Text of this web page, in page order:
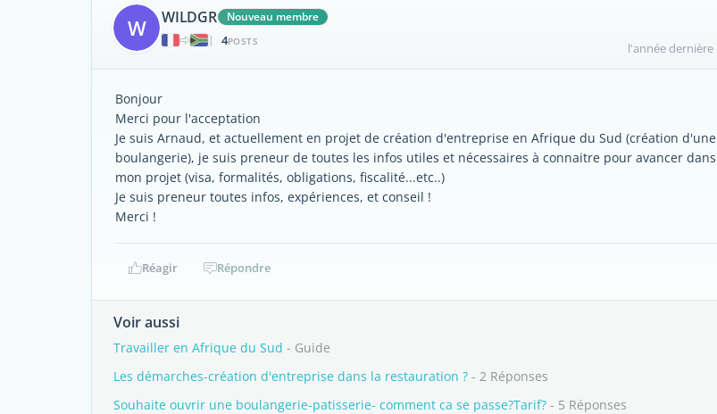
W WILDGR
Nouveau membre
|
4POSTS l'année dernière
Bonjour
Merci pour l'acceptation
Je suis Arnaud, et actuellement en projet de création d'entreprise en Afrique du Sud (création d'une
boulangerie), je suis preneur de toutes les infos utiles et nécessaires à connaitre pour avancer dans
mon projet (visa, formalités, obligations, fiscalité...etc..)
Je suis preneur toutes infos, expériences, et conseil !
Merci !
Réagir Répondre
Voir aussi
Travailler en Afrique du Sud - Guide
Les démarches-création d'entreprise dans la restauration ? - 2 Réponses
Souhaite ouvrir une boulangerie-patisserie- comment ca se passe?Tarif? - 5 Réponses